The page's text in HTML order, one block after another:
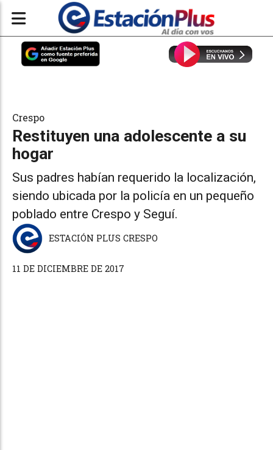
Restituyen una adolescente a su
hogar
Sus padres habían requerido la localización,
siendo ubicada por la policía en un pequeño
poblado entre Crespo y Seguí.
Crespo
11 DE DICIEMBRE DE 2017
ESTACIÓN PLUS CRESPO